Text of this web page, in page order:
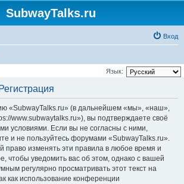
SubwayTalks.ru
Вход
Язык:
«SubwayTalks.ru» (в дальнейшем «мы», «наш»,
www.subwaytalks.ru»), вы подтверждаете своё
условиями. Если вы не согласны с ними,
и не пользуйтесь форумами «SubwayTalks.ru».
право изменять эти правила в любое время и
чтобы уведомить вас об этом, однако с вашей
регулярно просматривать этот текст на
как использование конференции